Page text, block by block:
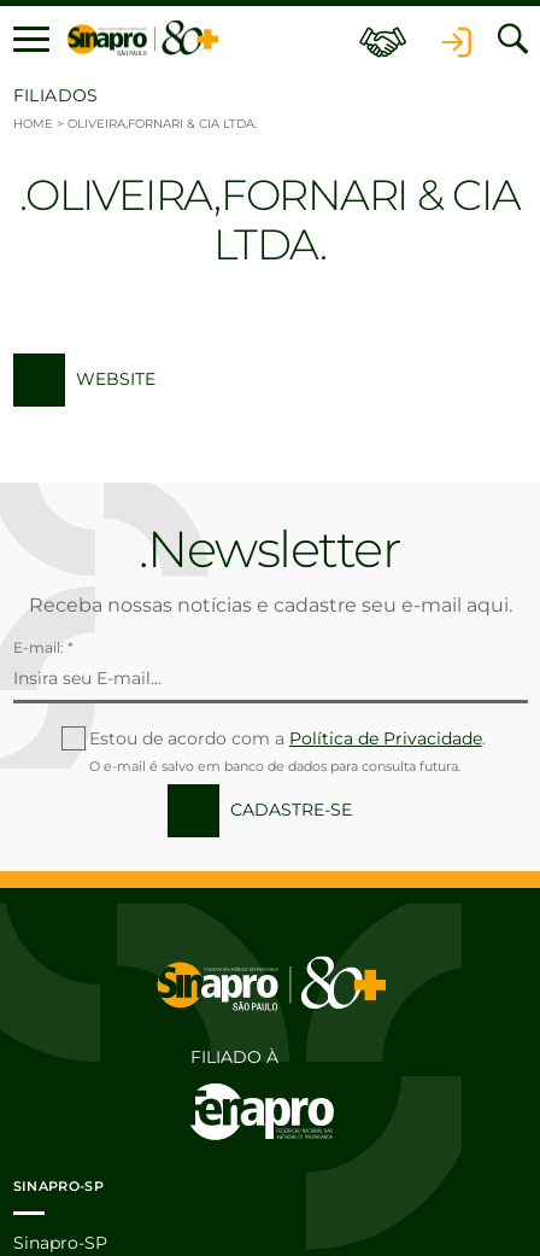
Ir para o conteúdo
FILIADOS
HOME > OLIVEIRA,FORNARI & CIA LTDA.
OLIVEIRA,FORNARI & CIA
LTDA.
WEBSITE
Newsletter
Receba nossas notícias e cadastre seu e-mail aqui.
E-mail: *
Estou de acordo com a Política de Privacidade.
O e-mail é salvo em banco de dados para consulta futura.
CADASTRE-SE
FILIADO À
SINAPRO-SP
Sinapro-SP